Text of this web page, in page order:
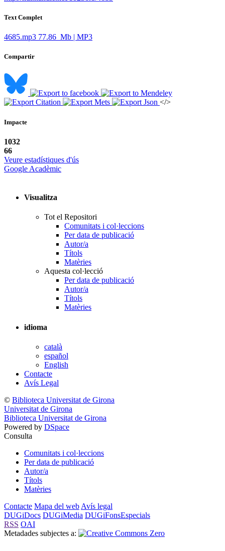
Text Complet
4685.mp3 77.86 Mb | MP3
Compartir
</>
Impacte
1032
66
Veure estadístiques d'ús
Google Acadèmic
Visualitza
Tot el Repositori
Comunitats i col·leccions
Per data de publicació
Autor/a
Títols
Matèries
Aquesta col·lecció
Per data de publicació
Autor/a
Títols
Matèries
idioma
català
español
English
Contacte
Avís Legal
© Biblioteca Universitat de Girona
Universitat de Girona
Biblioteca Universitat de Girona
Powered by DSpace
Consulta
Comunitats i col·leccions
Per data de publicació
Autor/a
Títols
Matèries
Contacte Mapa del web Avís legal
DUGiDocs DUGiMedia DUGiFonsEspecials
RSS OAI
Metadades subjectes a: